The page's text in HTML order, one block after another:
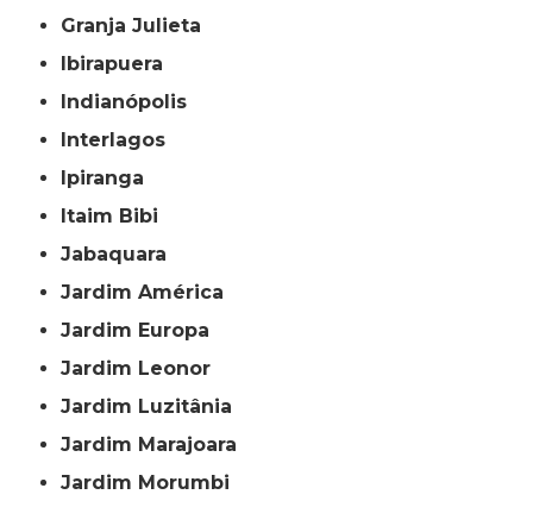
Granja Julieta
Ibirapuera
Indianópolis
Interlagos
Ipiranga
Itaim Bibi
Jabaquara
Jardim América
Jardim Europa
Jardim Leonor
Jardim Luzitânia
Jardim Marajoara
Jardim Morumbi